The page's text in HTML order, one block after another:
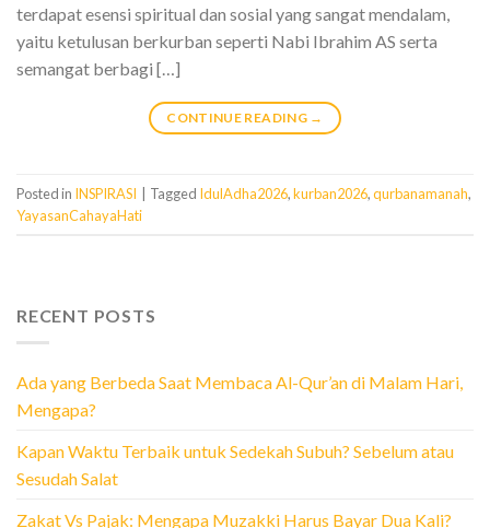
terdapat esensi spiritual dan sosial yang sangat mendalam,
yaitu ketulusan berkurban seperti Nabi Ibrahim AS serta
semangat berbagi […]
CONTINUE READING →
Posted in INSPIRASI Tagged IdulAdha2026,kurban2026,qurbanamanah,
YayasanCahayaHati
RECENT POSTS
Ada yang Berbeda Saat Membaca Al-Qur’an di Malam Hari,
Mengapa?
Kapan Waktu Terbaik untuk Sedekah Subuh? Sebelum atau
Sesudah Salat
Zakat Vs Pajak: Mengapa Muzakki Harus Bayar Dua Kali?